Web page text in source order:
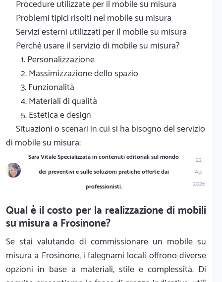
Procedure utilizzate per il mobile su misura
Problemi tipici risolti nel mobile su misura
Servizi esterni utilizzati per il mobile su misura
Perché usare il servizio di mobile su misura?
1. Personalizzazione
2. Massimizzazione dello spazio
3. Funzionalità
4. Materiali di qualità
5. Estetica e design
Situazioni o scenari in cui si ha bisogno del servizio
di mobile su misura:
Sara Vitale Specializzata in contenuti editoriali sul mondo
dei preventivi e sulle soluzioni pratiche offerte dai
professionisti.
22
Apr
2026
Qual è il costo per la realizzazione di mobili
su misura a Frosinone?
Se stai valutando di commissionare un mobile su
misura a Frosinone, i falegnami locali offrono diverse
opzioni in base a materiali, stile e complessità. Di